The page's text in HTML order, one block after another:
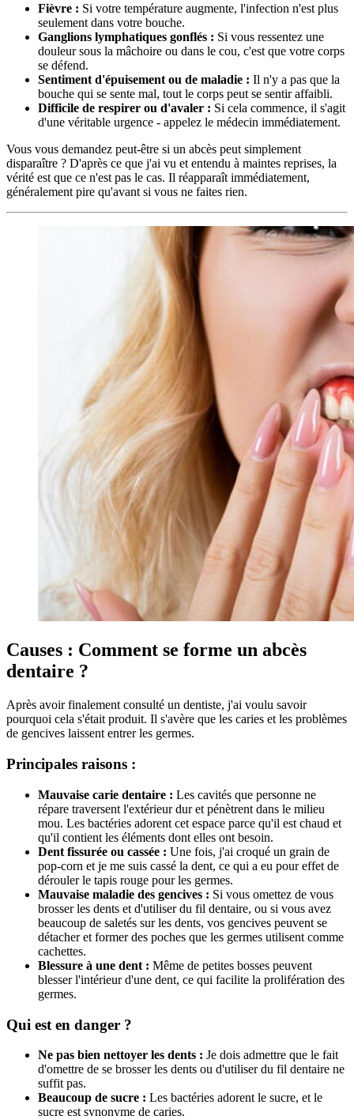
Fièvre : Si votre température augmente, l'infection n'est plus
seulement dans votre bouche.
Ganglions lymphatiques gonflés : Si vous ressentez une
douleur sous la mâchoire ou dans le cou, c'est que votre corps
se défend.
Sentiment d'épuisement ou de maladie : Il n'y a pas que la
bouche qui se sente mal, tout le corps peut se sentir affaibli.
Difficile de respirer ou d'avaler : Si cela commence, il s'agit
d'une véritable urgence - appelez le médecin immédiatement.
Vous vous demandez peut-être si un abcès peut simplement
disparaître ? D'après ce que j'ai vu et entendu à maintes reprises, la
vérité est que ce n'est pas le cas. Il réapparaît immédiatement,
généralement pire qu'avant si vous ne faites rien.
Causes : Comment se forme un abcès
dentaire ?
Après avoir finalement consulté un dentiste, j'ai voulu savoir
pourquoi cela s'était produit. Il s'avère que les caries et les problèmes
de gencives laissent entrer les germes.
Principales raisons :
Mauvaise carie dentaire : Les cavités que personne ne
répare traversent l'extérieur dur et pénètrent dans le milieu
mou. Les bactéries adorent cet espace parce qu'il est chaud et
qu'il contient les éléments dont elles ont besoin.
Dent fissurée ou cassée : Une fois, j'ai croqué un grain de
pop-corn et je me suis cassé la dent, ce qui a eu pour effet de
dérouler le tapis rouge pour les germes.
Mauvaise maladie des gencives : Si vous omettez de vous
brosser les dents et d'utiliser du fil dentaire, ou si vous avez
beaucoup de saletés sur les dents, vos gencives peuvent se
détacher et former des poches que les germes utilisent comme
cachettes.
Blessure à une dent : Même de petites bosses peuvent
blesser l'intérieur d'une dent, ce qui facilite la prolifération des
germes.
Qui est en danger ?
Ne pas bien nettoyer les dents : Je dois admettre que le fait
d'omettre de se brosser les dents ou d'utiliser du fil dentaire ne
suffit pas.
Beaucoup de sucre : Les bactéries adorent le sucre, et le
sucre est synonyme de caries.